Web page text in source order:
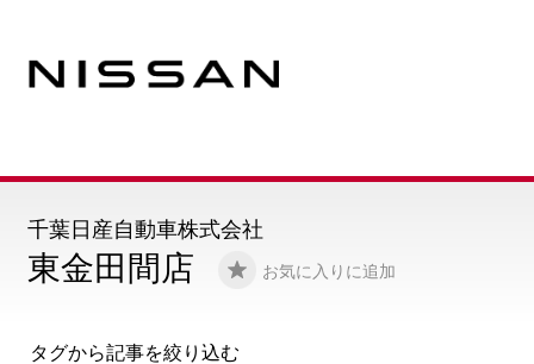
東金田間店 お気に入りに追加
千葉日産自動車株式会社
タグから記事を絞り込む